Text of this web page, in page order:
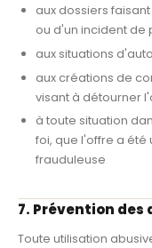
aux dossiers
ou d'un incident de
aux situations
aux créations de
visant à détourner
à toute situation
foi, que l'offre a été
frauduleuse
7. Prévention
Toute utilisation